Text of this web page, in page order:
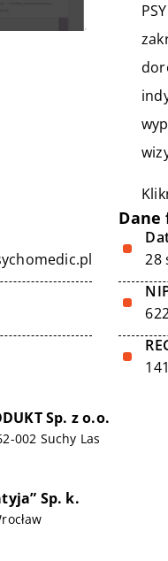
28
Sp. z o.o.
002 Suchy Las
Sp. k.